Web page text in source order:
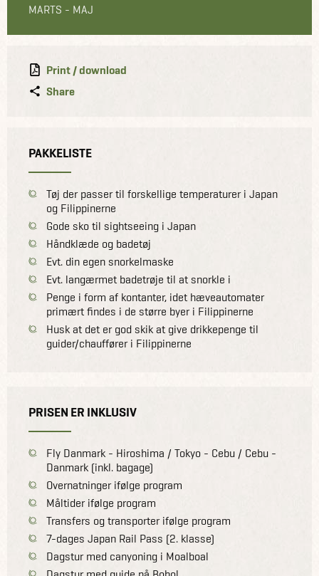
MARTS - MAJ
Print / download
Share
PAKKELISTE
Tøj der passer til forskellige temperaturer i Japan
og Filippinerne
Gode sko til sightseeing i Japan
Håndklæde og badetøj
Evt. din egen snorkelmaske
Evt. langærmet badetrøje til at snorkle i
Penge i form af kontanter, idet hæveautomater
primært findes i de større byer i Filippinerne
Husk at det er god skik at give drikkepenge til
guider/chauffører i Filippinerne
PRISEN ER INKLUSIV
Fly Danmark - Hiroshima / Tokyo - Cebu / Cebu -
Danmark (inkl. bagage)
Overnatninger ifølge program
Måltider ifølge program
Transfers og transporter ifølge program
7-dages Japan Rail Pass (2. klasse)
Dagstur med canyoning i Moalboal